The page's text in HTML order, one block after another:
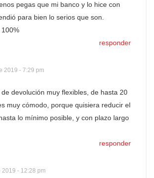
pegas que mi banco y lo hice con
para bien lo serios que son.
responder
2019 - 7:29 pm
devolución muy flexibles, de hasta 20
muy cómodo, porque quisiera reducir el
lo mínimo posible, y con plazo largo
responder
- 12:28 pm